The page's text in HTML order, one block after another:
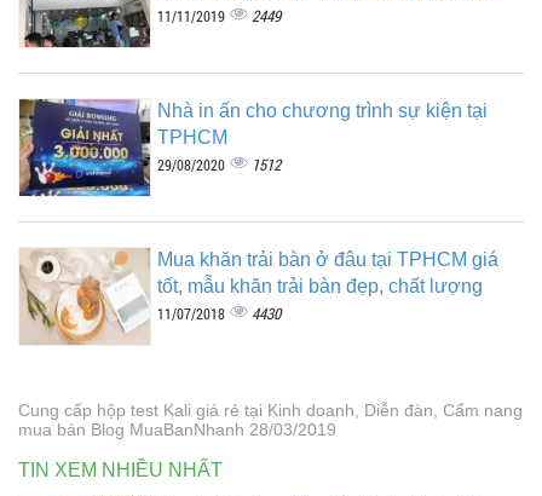
11/11/2019 2449
Nhà in ấn cho chương trình sự kiện tại
TPHCM
29/08/2020 1512
Mua khăn trải bàn ở đâu tại TPHCM giá
tốt, mẫu khăn trải bàn đẹp, chất lượng
11/07/2018 4430
Cung cấp hộp test Kali giá rẻ tại Kinh doanh, Diễn đàn, Cẩm nang
mua bán Blog MuaBanNhanh 28/03/2019
TIN XEM NHIỀU NHẤT